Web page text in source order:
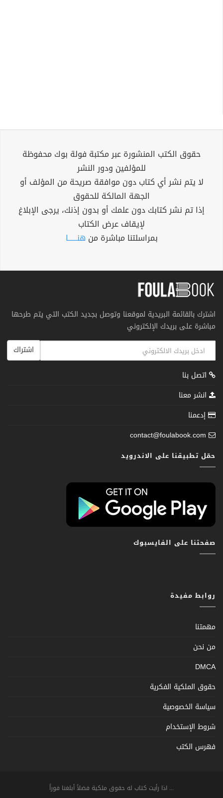
حقوق الكتب المنشورة عبر مكتبة فولة بوك محفوظة
للمؤلفين ودور النشر
لا يتم نشر أي كتاب دون موافقة صريحة من المؤلف أو
الجهة المالكة للحقوق
إذا تم نشر كتابك دون علمك أو بدون إذنك، يرجى الإبلاغ
لإيقاف عرض الكتاب
بمراسلتنا مباشرة من هنــــــا
اشترك بالقائمة البريدية لموقعنا وتوصل بجديد الكتب التي يتم طرحها
مباشرة على بريدك الإلكتروني
اشتراك
اتصل بنا
انشر معنا
إدعمنا
contact@foulabook.com
حمّل تطبيقنا على الاندرويد
صفحتنا على الفايسبوك
روابط مفيدة
مهمتنا
من نحن
DMCA
حقوق الملكية الفكرية
سياسة الخصوصية
شروط الإستخدام
فهرس الكتب
... اذا رأيت كتاب له حقوق ملكية فضلاً أبلغنا فوراً